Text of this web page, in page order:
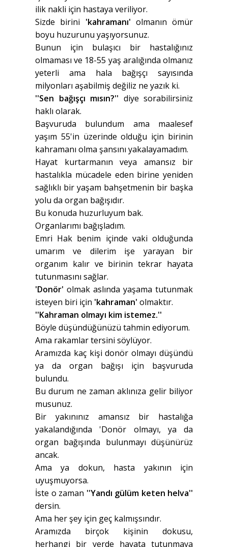
ilik nakli için hastaya veriliyor.
Sizde birini 'kahramanı' olmanın ömür
boyu huzurunu yaşıyorsunuz.
Bunun için bulaşıcı bir hastalığınız
olmaması ve 18-55 yaş aralığında olmanız
yeterli ama hala bağışçı sayısında
milyonları aşabilmiş değiliz ne yazık ki.
''Sen bağışçı mısın?'' diye sorabilirsiniz
haklı olarak.
Başvuruda bulundum ama maalesef
yaşım 55'in üzerinde olduğu için birinin
kahramanı olma şansını yakalayamadım.
Hayat kurtarmanın veya amansız bir
hastalıkla mücadele eden birine yeniden
sağlıklı bir yaşam bahşetmenin bir başka
yolu da organ bağışıdır.
Bu konuda huzurluyum bak.
Organlarımı bağışladım.
Emri Hak benim içinde vaki olduğunda
umarım ve dilerim işe yarayan bir
organım kalır ve birinin tekrar hayata
tutunmasını sağlar.
'Donör' olmak aslında yaşama tutunmak
isteyen biri için 'kahraman' olmaktır.
''Kahraman olmayı kim istemez.''
Böyle düşündüğünüzü tahmin ediyorum.
Ama rakamlar tersini söylüyor.
Aramızda kaç kişi donör olmayı düşündü
ya da organ bağışı için başvuruda
bulundu.
Bu durum ne zaman aklınıza gelir biliyor
musunuz.
Bir yakınınız amansız bir hastalığa
yakalandığında 'Donör olmayı, ya da
organ bağışında bulunmayı düşünürüz
ancak.
Ama ya dokun, hasta yakının için
uyuşmuyorsa.
İste o zaman ''Yandı gülüm keten helva''
dersin.
Ama her şey için geç kalmışsındır.
Aramızda birçok kişinin dokusu,
herhangi bir yerde hayata tutunmaya